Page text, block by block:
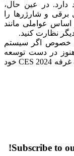
در عین حال،
برقی و شارژرها را
اساس عواملی مانند
نظارت کنید.
خصوص اگر سیستم
در دست توسعه
است، اما سامسونگ هفته آینده نگاهی اولیه به غرفه CES 2024 خود
Subscribe to